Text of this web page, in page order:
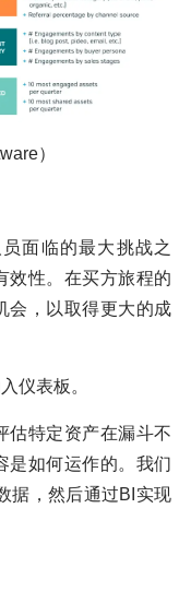
）
面临的最大挑战之
效性。在买方旅程的
会，以取得更大的成
仪表板。
估特定资产在漏斗不
是如何运作的。我们
据，然后通过BI实现